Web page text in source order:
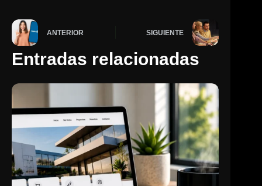
ANTERIOR SIGUIENTE
Entradas relacionadas